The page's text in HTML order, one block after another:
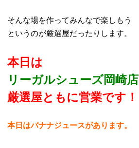
そんな場を作ってみんなで楽しもう
というのが厳選屋だったりします。
本日は
リーガルシューズ岡崎店
厳選屋ともに営業です！
本日はバナナジュースがあります。